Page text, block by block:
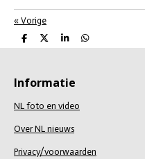
« Vorige
D
e
n
D
e
S
h
e
D
e
Informatie
NL foto en video
Over NL nieuws
Privacy/voorwaarden